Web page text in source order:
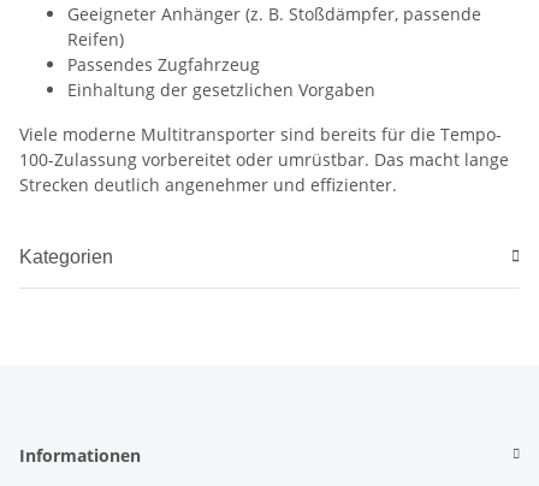
Geeigneter Anhänger (z. B. Stoßdämpfer, passende
Reifen)
Passendes Zugfahrzeug
Einhaltung der gesetzlichen Vorgaben
Viele moderne Multitransporter sind bereits für die Tempo-
100-Zulassung vorbereitet oder umrüstbar. Das macht lange
Strecken deutlich angenehmer und effizienter.
Kategorien
Informationen